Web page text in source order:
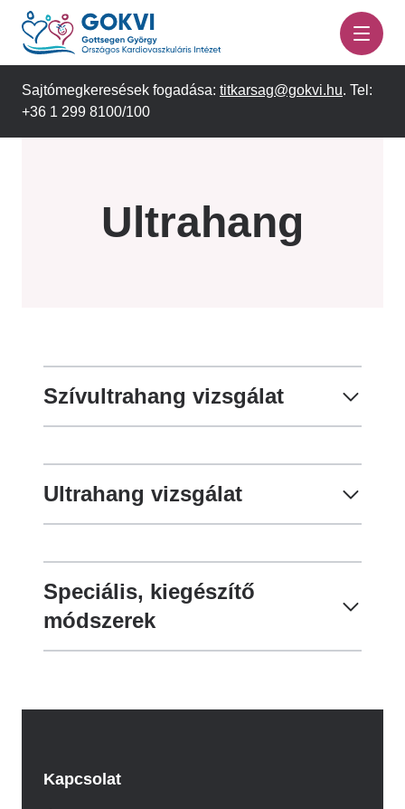
Ugrás
tartalomra
Sajtómegkeresések fogadása: titkarsag@gokvi.hu. Tel:
+36 1 299 8100/100
Ultrahang
Szívultrahang vizsgálat
Ultrahang vizsgálat
Speciális, kiegészítő
módszerek
Kapcsolat